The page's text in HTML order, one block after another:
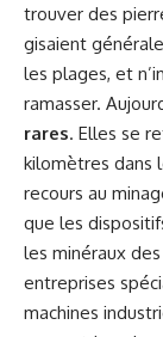
trouver des
gisaient
les plages, et
ramasser.
rares. Elles se
kilomètres dans
recours au
que les
les minéraux
entreprises
machines